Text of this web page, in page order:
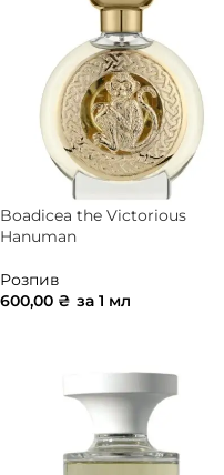
Boadicea the Victorious
Hanuman
Розпив
600,00 ₴ за 1 мл